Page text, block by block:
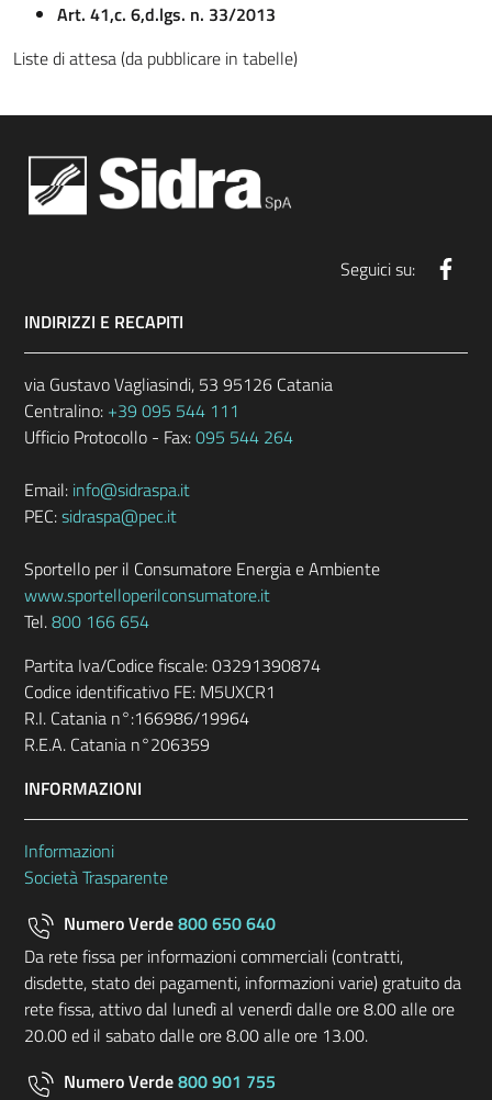
Art. 41,c. 6,d.lgs. n. 33/2013
Liste di attesa (da pubblicare in tabelle)
Seguici su:
INDIRIZZI E RECAPITI
via Gustavo Vagliasindi, 53 95126 Catania
Centralino: +39 095 544 111
Ufficio Protocollo - Fax:095 544 264
Email: info@sidraspa.it
PEC:sidraspa@pec.it
Sportello per il Consumatore Energia e Ambiente
www.sportelloperilconsumatore.it
Tel.800 166 654
Partita Iva/Codice fiscale: 03291390874
Codice identificativo FE: M5UXCR1
R.I. Catania n°:166986/19964
R.E.A. Catania n°206359
INFORMAZIONI
Informazioni
Società Trasparente
Numero Verde800 650 640
Da rete fissa per informazioni commerciali (contratti,
disdette, stato dei pagamenti, informazioni varie) gratuito da
rete fissa, attivo dal lunedì al venerdì dalle ore 8.00 alle ore
20.00 ed il sabato dalle ore 8.00 alle ore 13.00.
Numero Verde800 901 755